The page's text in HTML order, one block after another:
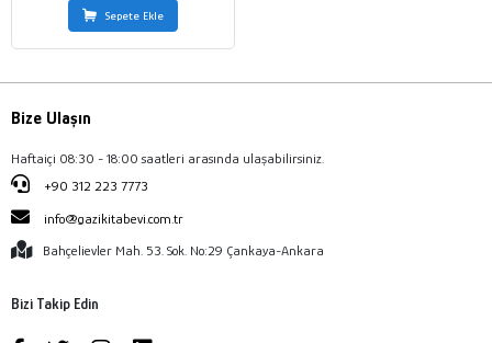
Sepete Ekle
Bize Ulaşın
Haftaiçi 08:30 - 18:00 saatleri arasında ulaşabilirsiniz.
+90 312 223 7773
info@gazikitabevi.com.tr
Bahçelievler Mah. 53. Sok. No:29 Çankaya-Ankara
Bizi Takip Edin